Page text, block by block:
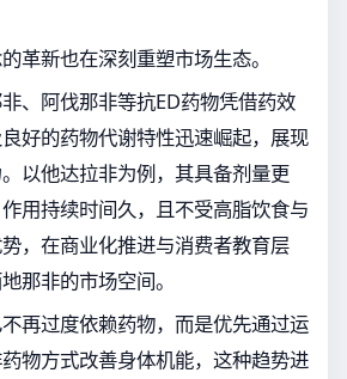
革新也在深刻重塑市场生态。
、阿伐那非等抗ED药物凭借药效
好的药物代谢特性迅速崛起，展现
以他达拉非为例，其具备剂量更
用持续时间久，且不受高脂饮食与
，在商业化推进与消费者教育层
那非的市场空间。
再过度依赖药物，而是优先通过运
物方式改善身体机能，这种趋势进